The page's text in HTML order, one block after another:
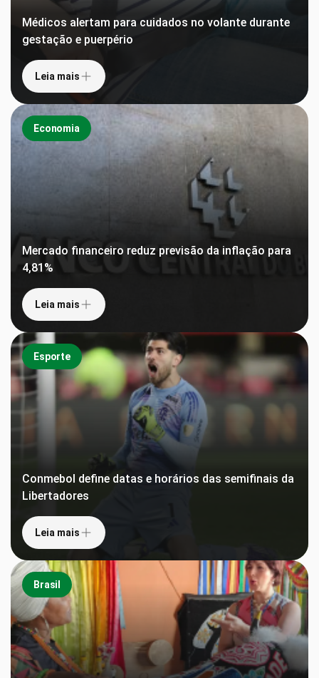
Médicos alertam para cuidados no volante durante
gestação e puerpério
Leia mais
Economia
Mercado financeiro reduz previsão da inflação para
4,81%
Leia mais
Esporte
Conmebol define datas e horários das semifinais da
Libertadores
Leia mais
Brasil